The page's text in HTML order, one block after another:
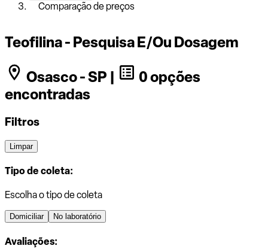
Comparação de preços
Teofilina - Pesquisa E/Ou Dosagem
Osasco - SP |
0 opções
encontradas
Filtros
Limpar
Tipo de coleta:
Escolha o tipo de coleta
Domiciliar No laboratório
Avaliações: